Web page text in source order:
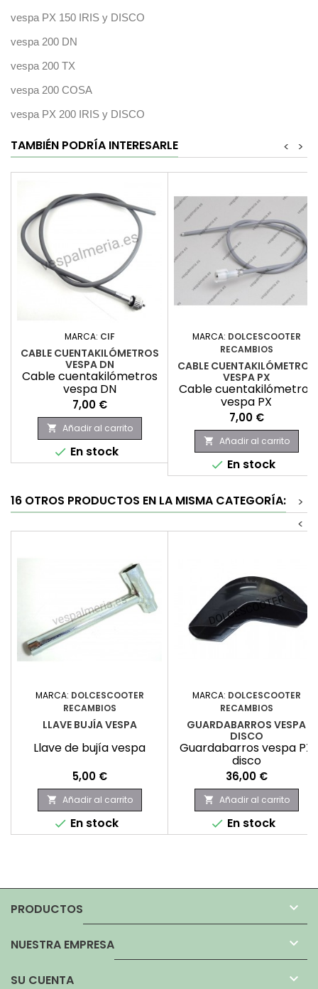
vespa PX 150 IRIS y DISCO
vespa 200 DN
vespa 200 TX
vespa 200 COSA
vespa PX 200 IRIS y DISCO
TAMBIÉN PODRÍA INTERESARLE >
<
MARCA: CIF
CABLE CUENTAKILÓMETROS
VESPA DN
Cable cuentakilómetros
vespa DN
Precio
7,00 €
 Añadir al carrito
 En stock
MARCA: DOLCESCOOTER
RECAMBIOS
CABLE CUENTAKILÓMETROS
VESPA PX
Cable cuentakilómetros
vespa PX
Precio
7,00 €
 Añadir al carrito
 En stock
16 OTROS PRODUCTOS EN LA MISMA CATEGORÍA:
>
<
MARCA: DOLCESCOOTER
RECAMBIOS
LLAVE BUJÍA VESPA
Llave de bujía vespa
Precio
5,00 €
 Añadir al carrito
 En stock
MARCA: DOLCESCOOTER
RECAMBIOS
GUARDABARROS VESPA
DISCO
Guardabarros vespa PX
disco
Precio
36,00 €
 Añadir al carrito
 En stock
PRODUCTOS 
NUESTRA EMPRESA 
SU CUENTA 